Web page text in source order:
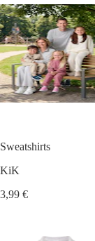
Sweatshirts
KiK
3,99 €